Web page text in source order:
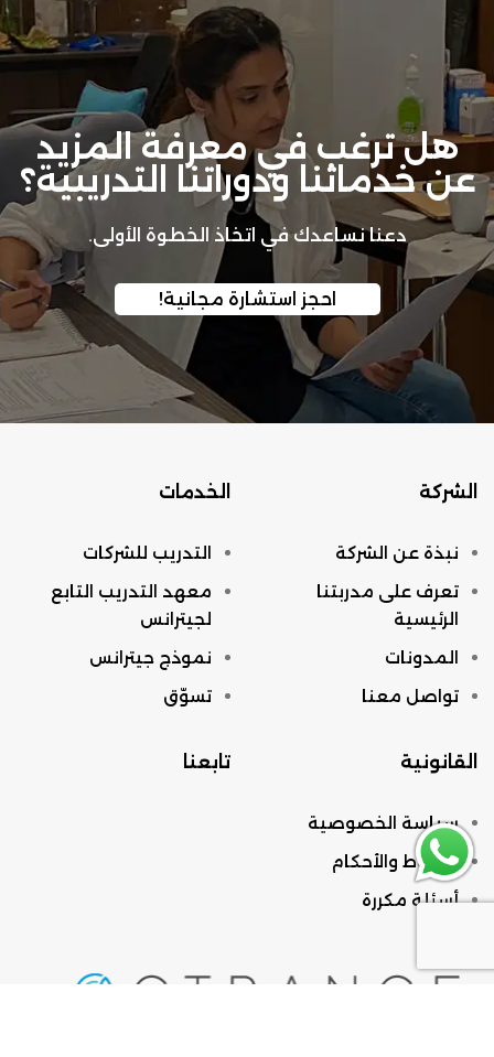
هل ترغب في معرفة المزيد
عن خدماتنا ودوراتنا التدريبية؟
دعنا نساعدك في اتخاذ الخطوة الأولى.
احجز استشارة مجانية!
الشركة
نبذة عن الشركة
تعرف على مدربتنا
الرئيسية
المدونات
تواصل معنا
الخدمات
التدريب للشركات
معهد التدريب التابع
لجيترانس
نموذج جيترانس
تسوّق
القانونية
سياسة الخصوصية
الشروط والأحكام
أسئلة مكررة
تابعنا